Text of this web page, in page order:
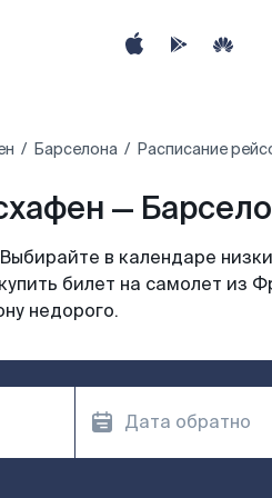
Барселона Расписание
—
в календаре
билет на самолет из
недорого.